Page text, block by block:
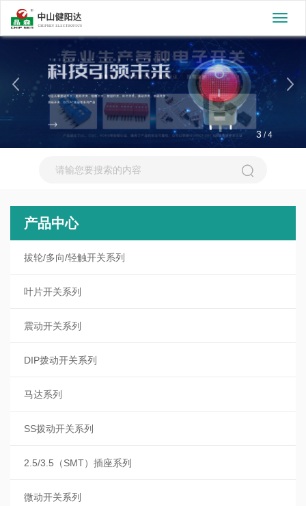
切
换
3/4
产品中心
拔轮/多向/轻触开关系列
叶片开关系列
震动开关系列
DIP拨动开关系列
马达系列
SS拨动开关系列
2.5/3.5（SMT）插座系列
微动开关系列